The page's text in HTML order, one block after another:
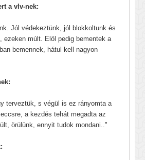
a vlv-nek:
Jól védekeztünk, jól blokkoltunk és
ezeken múlt. Elöl pedig bementek a
bemennek, hátul kell nagyon
terveztük, s végül is ez rányomta a
a kezdés tehát megadta az
örülünk, ennyit tudok mondani.."